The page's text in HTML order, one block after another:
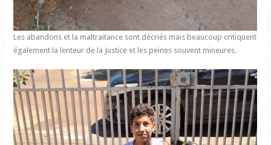
Les abandons et la maltraitance sont décriés mais beaucoup critiquent
également la lenteur de la Justice et les peines souvent mineures.